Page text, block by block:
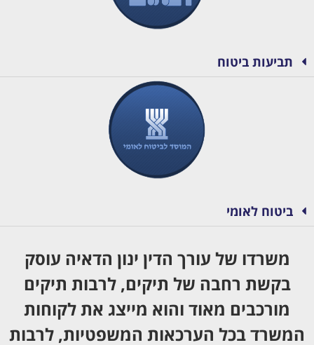
תביעות ביטוח
ביטוח לאומי
משרדו של עורך הדין ינון הדאיה עוסק
בקשת רחבה של תיקים, לרבות תיקים
מורכבים מאוד והוא מייצג את לקוחות
המשרד בכל הערכאות המשפטיות, לרבות